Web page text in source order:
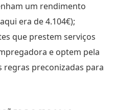
um rendimento
era de 4.104€);
que prestem serviços
e optem pela
preconizadas para